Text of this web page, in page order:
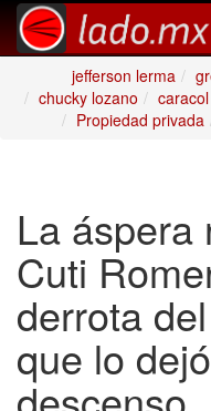
jefferson lerma
chucky lozano
Propiedad privada
La áspera
Cuti
derrota
que lo